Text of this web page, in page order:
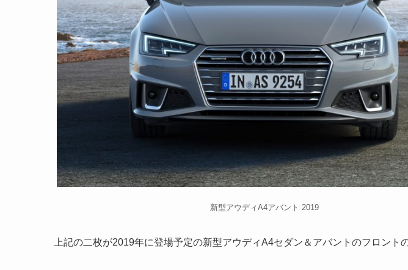
新型アウディA4アバント 2019
上記の二枚が2019年に登場予定の新型アウディA4セダン＆アバントのフロント